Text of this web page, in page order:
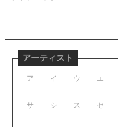
アーティスト
ア イ ウ エ
サ シ ス セ